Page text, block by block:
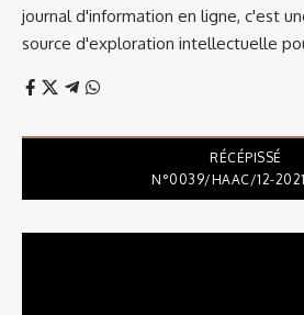
journal d'information en ligne, c'est
source d'exploration intellectuelle
RÉCÉPISSÉ
N°0039/HAAC/12-